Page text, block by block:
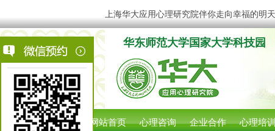
上海华大应用心理研究院伴你走向幸福的明天
华东师范大学国家大学科技园
网站首页 心理咨询 企业合作 心理培